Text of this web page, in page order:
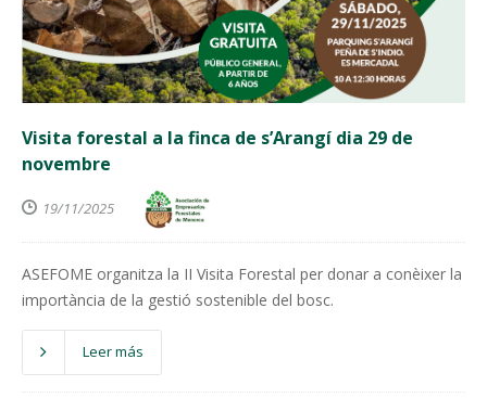
Visita forestal a la finca de s’Arangí dia 29 de
novembre
19/11/2025
ASEFOME organitza la II Visita Forestal per donar a conèixer la
importància de la gestió sostenible del bosc.
Leer más